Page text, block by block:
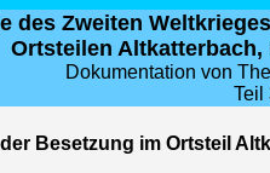
des Zweiten
Ortsteilen
Dokumentation von
Teil
der Besetzung im Ortsteil